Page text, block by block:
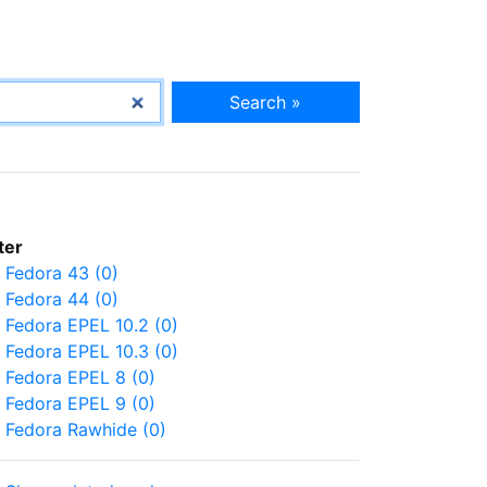
Search »
Fedora 43 (0)
Fedora 44 (0)
Fedora EPEL 10.2 (0)
Fedora EPEL 10.3 (0)
Fedora EPEL 8 (0)
Fedora EPEL 9 (0)
Fedora Rawhide (0)